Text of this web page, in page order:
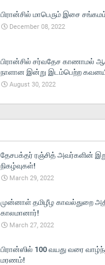
பிரான்சில் மாபெரும் இசை
December 08, 2022
பிரான்சில் சர்வதேச காணாமல்
நாளான இன்று இடம்பெற்ற
August 30, 2022
தேசபக்தர் ரஞ்சித் அவர்களின்
நிகழ்வுகள்!
March 29, 2022
முன்னாள் தமிழீழ காவல்துறை
காலமானார்!
March 27, 2022
பிரான்ஸில் 100 வயது வரை
மரணம்!